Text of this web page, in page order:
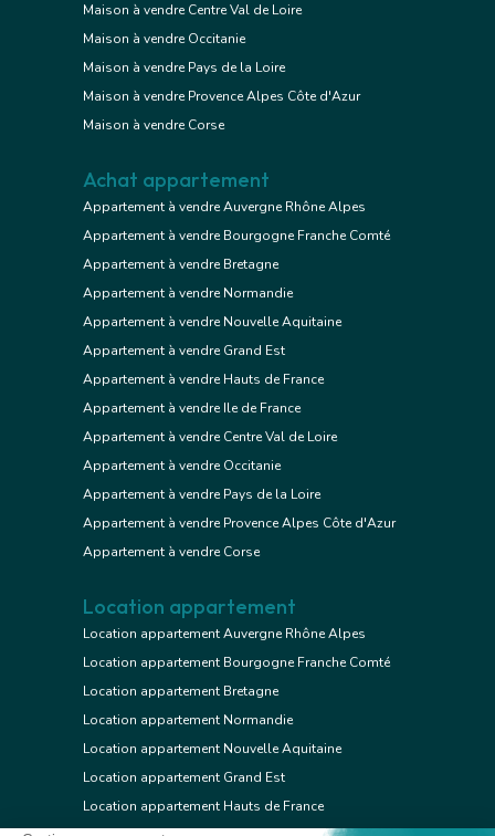
Maison à vendre Centre Val de Loire
Maison à vendre Occitanie
Maison à vendre Pays de la Loire
Maison à vendre Provence Alpes Côte d'Azur
Maison à vendre Corse
Achat appartement
Appartement à vendre Auvergne Rhône Alpes
Appartement à vendre Bourgogne Franche Comté
Appartement à vendre Bretagne
Appartement à vendre Normandie
Appartement à vendre Nouvelle Aquitaine
Appartement à vendre Grand Est
Appartement à vendre Hauts de France
Appartement à vendre Ile de France
Appartement à vendre Centre Val de Loire
Appartement à vendre Occitanie
Appartement à vendre Pays de la Loire
Appartement à vendre Provence Alpes Côte d'Azur
Appartement à vendre Corse
Location appartement
Location appartement Auvergne Rhône Alpes
Location appartement Bourgogne Franche Comté
Location appartement Bretagne
Location appartement Normandie
Location appartement Nouvelle Aquitaine
Location appartement Grand Est
Location appartement Hauts de France